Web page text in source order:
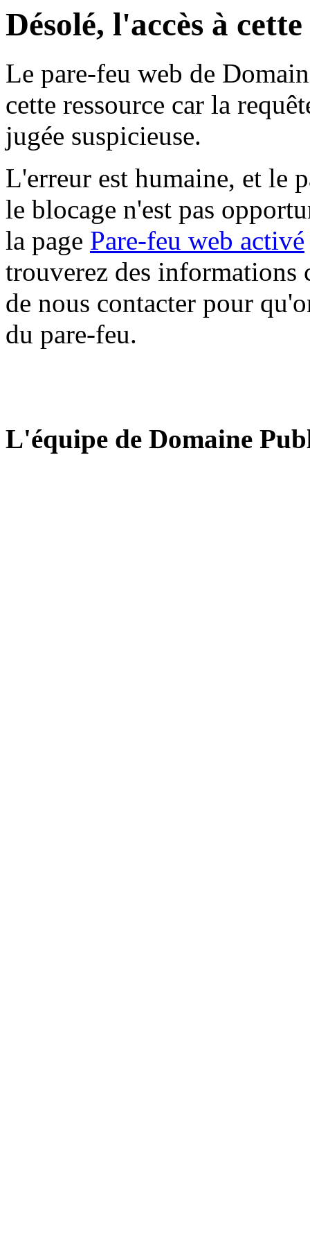
Désolé, l'accès à
Le pare-feu web de
cette ressource car la
jugée suspicieuse.
L'erreur est humaine, et le
le blocage n'est pas
la page Pare-feu web activé
trouverez des informations
de nous contacter pour
du pare-feu.
L'équipe de Domaine